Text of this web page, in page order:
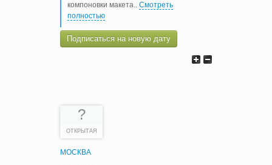
компоновки макета.. Смотреть
полностью
Подписаться на новую дату
?
ОТКРЫТАЯ
МОСКВА